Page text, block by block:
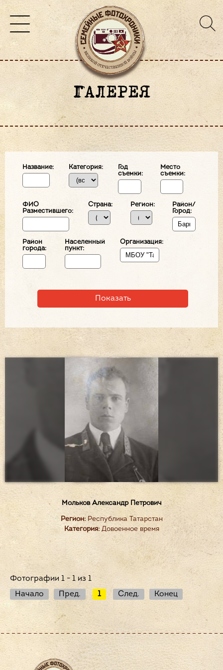
ГАЛЕРЕЯ
Название: Категория:
Год
съемки:
Место
съемки:
ФИО
Разместившего:
Страна: Регион:
Район/
Город:
Район
города:
Населенный
пункт:
Организация:
Мольков Александр Петрович
Регион:Республика Татарстан
Категория:Довоенное время
Фотографии 1 - 1 из 1
Начало
Пред. 1 След. Конец